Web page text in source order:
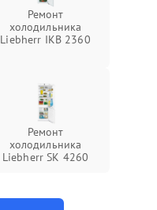
Ремонт
холодильника
Liebherr IKB 2360
Ремонт
холодильника
Liebherr SK 4260